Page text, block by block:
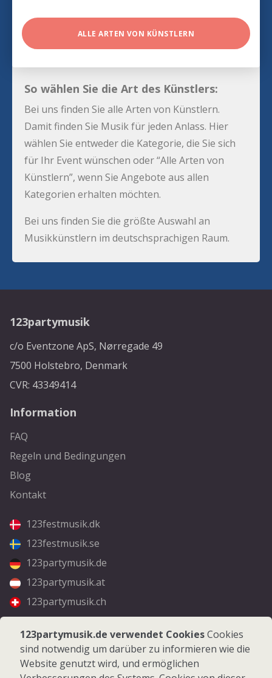
ALLE ARTEN VON KÜNSTLERN
So wählen Sie die Art des Künstlers:
Bei uns finden Sie alle Arten von Künstlern.
Damit finden Sie Musik für jeden Anlass. Hier
wählen Sie entweder die Kategorie, die Sie sich
für Ihr Event wünschen oder “Alle Arten von
Künstlern”, wenn Sie Angebote aus allen
Kategorien erhalten möchten.
Bei uns finden Sie die größte Auswahl an
Musikkünstlern im deutschsprachigen Raum.
123partymusik
c/o Eventzone ApS, Nørregade 49
7500 Holstebro, Denmark
CVR: 43349414
Information
FAQ
Regeln und Bedingungen
Blog
Kontakt
123festmusik.dk
123festmusik.se
123partymusik.de
123partymusik.at
123partymusik.ch
Folgen Sie uns
Facebook
Instagram
123partymusik.de verwendet CookiesCookies
sind notwendig um darüber zu informieren wie die
Website genutzt wird, und ermöglichen